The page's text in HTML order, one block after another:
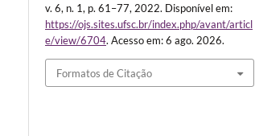
v. 6, n. 1, p. 61–77, 2022. Disponível em:
https://ojs.sites.ufsc.br/index.php/avant/articl
e/view/6704. Acesso em: 6 ago. 2026.
Formatos de Citação